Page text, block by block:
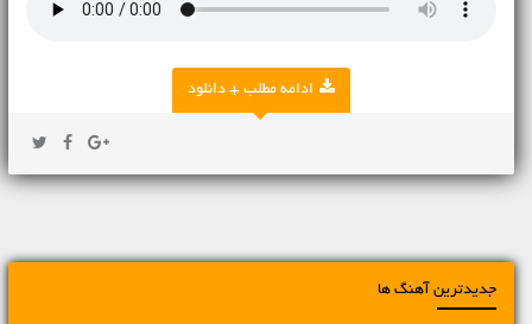
ادامه مطلب + دانلود
جدیدترین آهنگ ها